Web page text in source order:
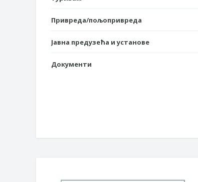
Привреда/пољопривреда
Јавна предузећа и установе
Документи